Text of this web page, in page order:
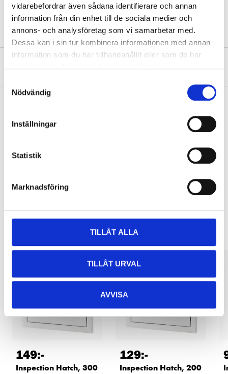
vidarebefordrar även sådana identifierare och annan
information från din enhet till de sociala medier och
annons- och analysföretag som vi samarbetar med.
Dessa kan i sin tur kombinera informationen med annan
information som du har tillhandahållit eller som de har
Nödvändig
Inställningar
Statistik
Marknadsföring
TILLÅT ALLA
TILLÅT URVAL
AVVISA
Colour
White (powder-coated)
Other customers also bought
149:-
Inspection Hatch, 300
129:-
Inspection Hatch, 200